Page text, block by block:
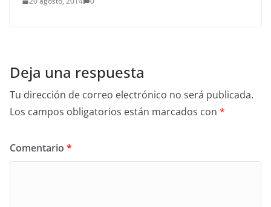
Deja una respuesta
Tu dirección de correo electrónico no será publicada.
Los campos obligatorios están marcados con *
Comentario *